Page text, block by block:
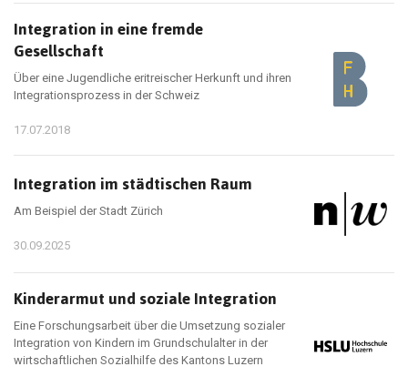
Integration in eine fremde
Gesellschaft
Über eine Jugendliche eritreischer Herkunft und ihren
Integrationsprozess in der Schweiz
17.07.2018
Integration im städtischen Raum
Am Beispiel der Stadt Zürich
30.09.2025
Kinderarmut und soziale Integration
Eine Forschungsarbeit über die Umsetzung sozialer
Integration von Kindern im Grundschulalter in der
wirtschaftlichen Sozialhilfe des Kantons Luzern